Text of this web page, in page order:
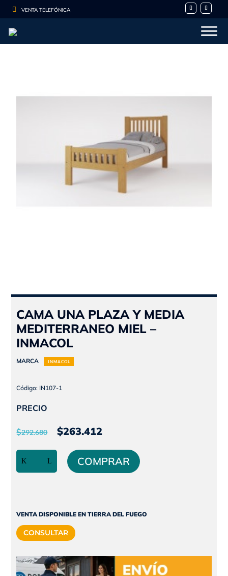
 VENTA TELEFÓNICA
CAMA UNA PLAZA Y MEDIA
MEDITERRANEO MIEL –
INMACOL
MARCA INMACOL
Código: IN107-1
PRECIO
$292.680
El
precio
original
era:
$263.412El
precio
actual
es:
CAMA
UNA
MEDITERRANEO
MIEL
-
cantidad
COMPRAR
VENTA DISPONIBLE EN TIERRA DEL FUEGO
CONSULTAR